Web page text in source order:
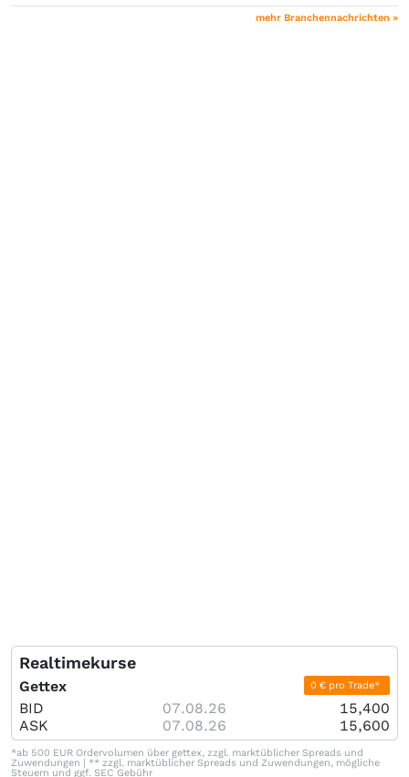
mehr Branchennachrichten »
Realtimekurse
Gettex 0 € pro Trade*
BID 07.08.26
15,400
ASK
07.08.26 15,600
*ab 500 EUR Ordervolumen über gettex, zzgl. marktüblicher Spreads und
Zuwendungen | ** zzgl. marktüblicher Spreads und Zuwendungen, mögliche
Steuern und ggf. SEC Gebühr